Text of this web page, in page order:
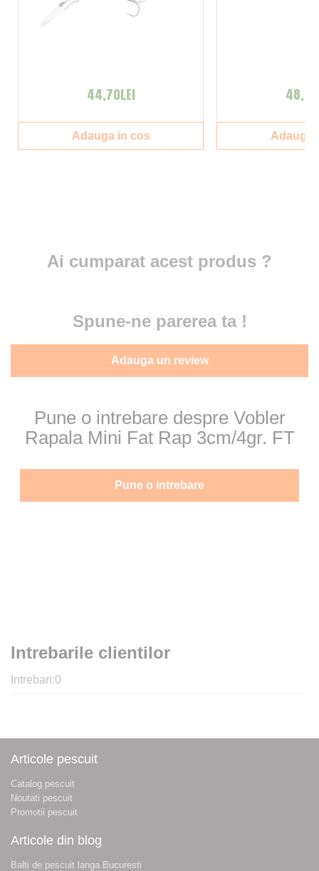
Ai cumparat acest produs ?
Spune-ne parerea ta !
Adauga un review
Intrebarile clientilor
Intrebari:0
Pune o intrebare despre Vobler
Rapala Mini Fat Rap 3cm/4gr. FT
Pune o intrebare
44,70LEI
Adauga in cos Adauga
Articole pescuit
Catalog pescuit
Noutati pescuit
Promotii pescuit
Articole din blog
Balti de pescuit langa Bucuresti